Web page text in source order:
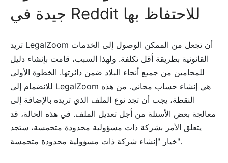
جيدة في Reddit للاحتفاظ بها
تريد LegalZoom أن تجعل من الممكن الوصول إلى الخدمات
القانونية بطريقة أقل تكلفة. ولهذا السبب، قامت بإنشاء دليل
للمحامين من جميع أنحاء البلاد ضمن دائرتها. الخطوة الأولى
للانضمام إلى LegalZoom هي إنشاء حساب مجاني. من هذه
النقطة، يجب أن تجد نوع الملف الذي تريده بالإضافة إلى
معالجة بعض الأسئلة من أجل تعديل الملف. في هذه الحالة، قد
يتعلق الأمر بشركة ذات مسؤولية محدودة متحمسة، ستجد
خيار "إنشاء شركة ذات مسؤولية محدودة متحمسة".